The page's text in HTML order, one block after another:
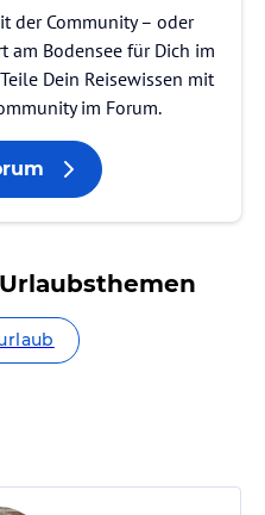
der Community – oder
am Bodensee für Dich im
Dein Reisewissen mit
im Forum.